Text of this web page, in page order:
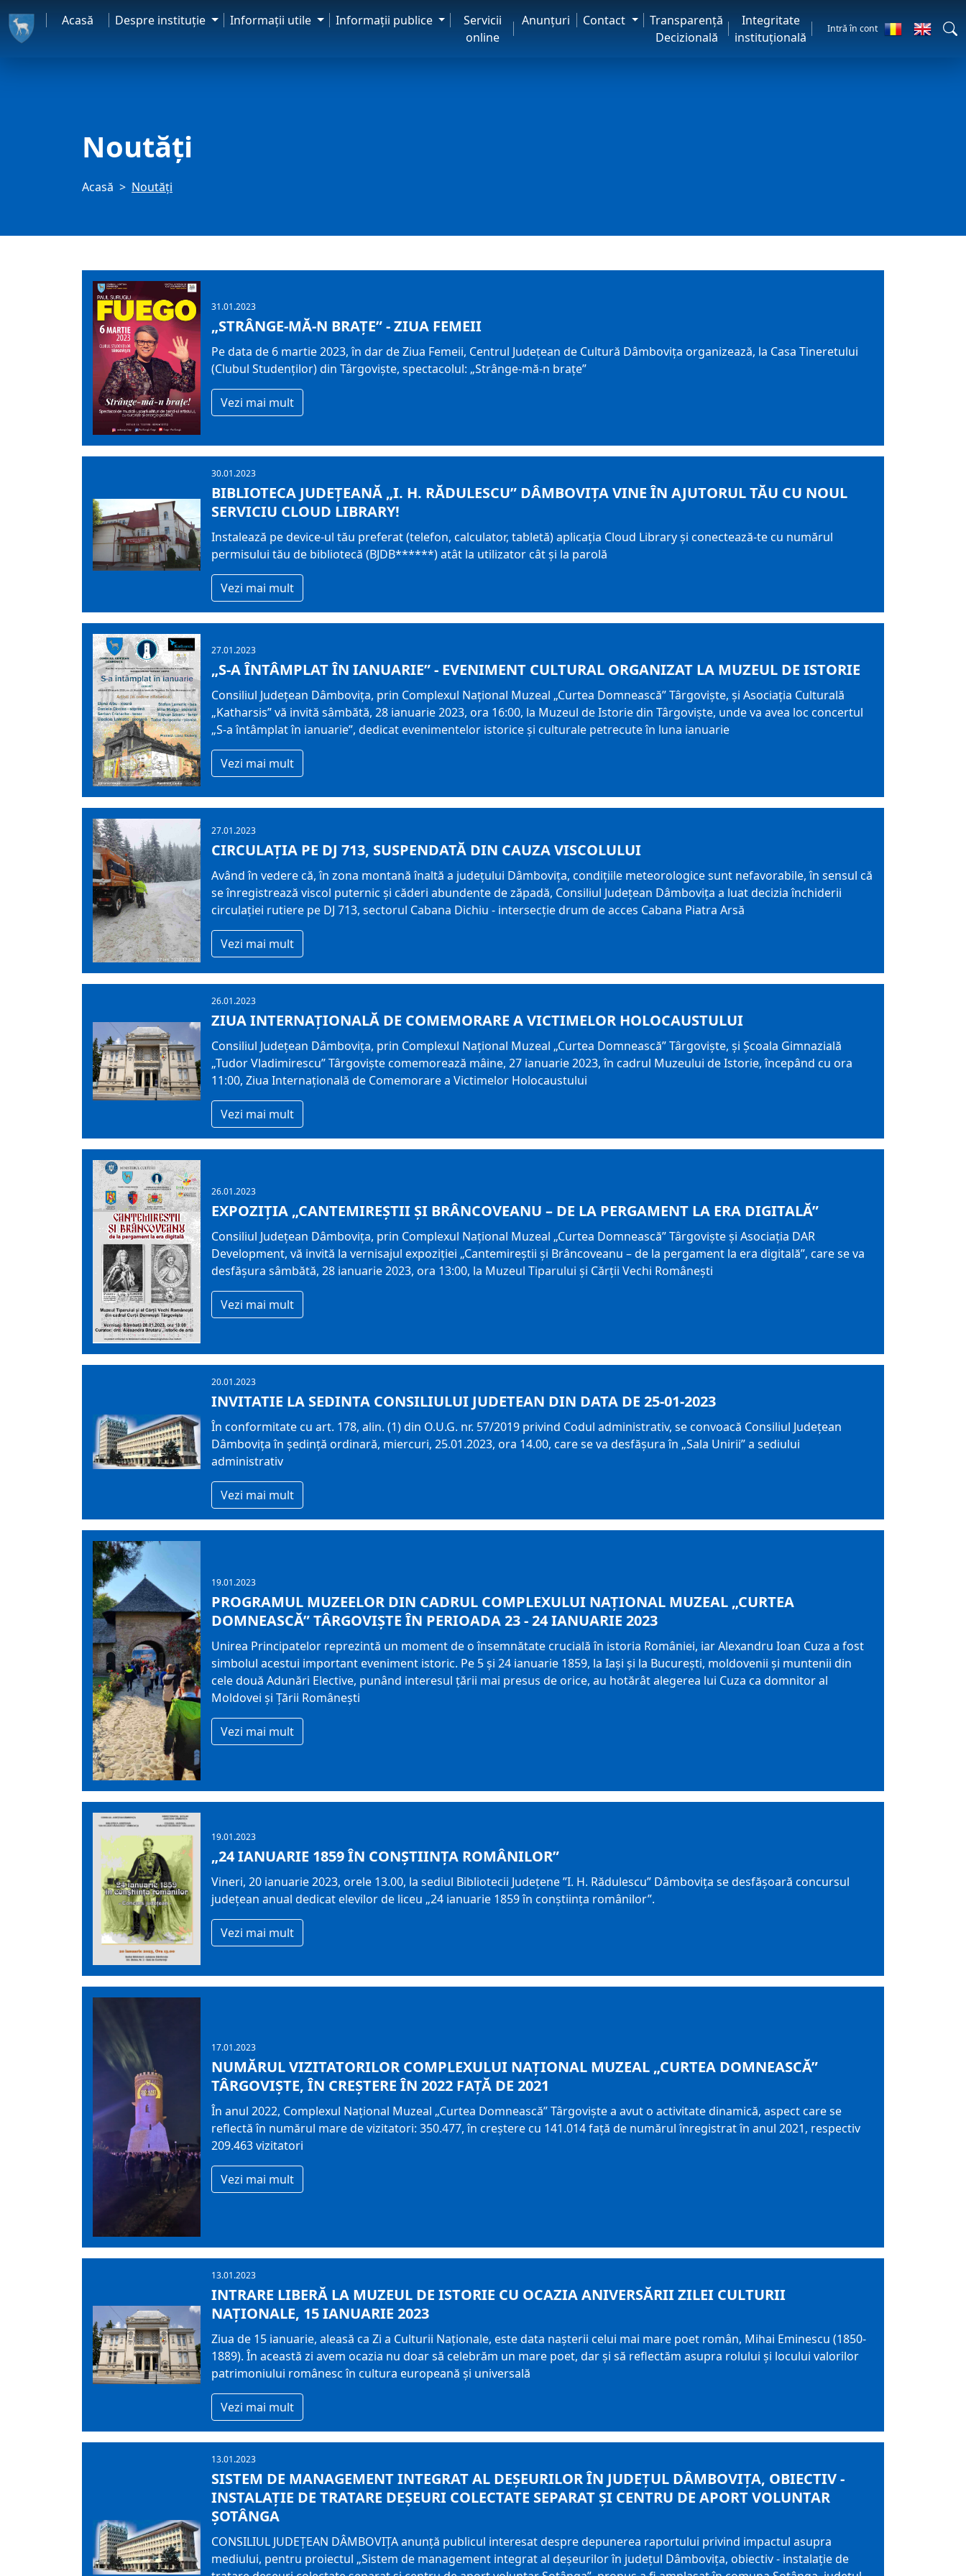
Acasă Despre instituţie Informaţii utile Informaţii publice
Servicii
online
Anunţuri Contact
Transparență
Decizională
Integritate
instituțională
Intră în cont
Noutăți
Acasă Noutăți
31.01.2023
„STRÂNGE-MĂ-N BRAȚE” - ZIUA FEMEII
Pe data de 6 martie 2023, în dar de Ziua Femeii, Centrul Județean de Cultură Dâmbovița organizează, la Casa Tineretului
(Clubul Studenților) din Târgoviște, spectacolul: „Strânge-mă-n brațe”
Vezi mai mult
30.01.2023
BIBLIOTECA JUDEȚEANĂ „I. H. RĂDULESCU” DÂMBOVIȚA VINE ÎN AJUTORUL TĂU CU NOUL
SERVICIU CLOUD LIBRARY!
Instalează pe device-ul tău preferat (telefon, calculator, tabletă) aplicația Cloud Library și conectează-te cu numărul
permisului tău de bibliotecă (BJDB******) atât la utilizator cât și la parolă
Vezi mai mult
27.01.2023
„S-A ÎNTÂMPLAT ÎN IANUARIE” - EVENIMENT CULTURAL ORGANIZAT LA MUZEUL DE ISTORIE
Consiliul Județean Dâmbovița, prin Complexul Național Muzeal „Curtea Domnească” Târgoviște, și Asociația Culturală
„Katharsis” vă invită sâmbătă, 28 ianuarie 2023, ora 16:00, la Muzeul de Istorie din Târgoviște, unde va avea loc concertul
„S-a întâmplat în ianuarie”, dedicat evenimentelor istorice și culturale petrecute în luna ianuarie
Vezi mai mult
27.01.2023
CIRCULAȚIA PE DJ 713, SUSPENDATĂ DIN CAUZA VISCOLULUI
Având în vedere că, în zona montană înaltă a județului Dâmbovița, condițiile meteorologice sunt nefavorabile, în sensul că
se înregistrează viscol puternic și căderi abundente de zăpadă, Consiliul Județean Dâmbovița a luat decizia închiderii
circulației rutiere pe DJ 713, sectorul Cabana Dichiu - intersecție drum de acces Cabana Piatra Arsă
Vezi mai mult
26.01.2023
ZIUA INTERNAȚIONALĂ DE COMEMORARE A VICTIMELOR HOLOCAUSTULUI
Consiliul Județean Dâmbovița, prin Complexul Național Muzeal „Curtea Domnească” Târgoviște, și Școala Gimnazială
„Tudor Vladimirescu” Târgoviște comemorează mâine, 27 ianuarie 2023, în cadrul Muzeului de Istorie, începând cu ora
11:00, Ziua Internațională de Comemorare a Victimelor Holocaustului
Vezi mai mult
26.01.2023
EXPOZIȚIA „CANTEMIREȘTII ȘI BRÂNCOVEANU – DE LA PERGAMENT LA ERA DIGITALĂ”
Consiliul Județean Dâmbovița, prin Complexul Național Muzeal „Curtea Domnească” Târgoviște și Asociația DAR
Development, vă invită la vernisajul expoziției „Cantemireștii și Brâncoveanu – de la pergament la era digitală”, care se va
desfășura sâmbătă, 28 ianuarie 2023, ora 13:00, la Muzeul Tiparului și Cărții Vechi Românești
Vezi mai mult
20.01.2023
INVITATIE LA SEDINTA CONSILIULUI JUDETEAN DIN DATA DE 25-01-2023
În conformitate cu art. 178, alin. (1) din O.U.G. nr. 57/2019 privind Codul administrativ, se convoacă Consiliul Judeţean
Dâmboviţa în şedinţă ordinară, miercuri, 25.01.2023, ora 14.00, care se va desfăşura în „Sala Unirii” a sediului
administrativ
Vezi mai mult
19.01.2023
PROGRAMUL MUZEELOR DIN CADRUL COMPLEXULUI NAŢIONAL MUZEAL „CURTEA
DOMNEASCĂ” TÂRGOVIŞTE ÎN PERIOADA 23 - 24 IANUARIE 2023
Unirea Principatelor reprezintă un moment de o însemnătate crucială în istoria României, iar Alexandru Ioan Cuza a fost
simbolul acestui important eveniment istoric. Pe 5 și 24 ianuarie 1859, la Iași și la București, moldovenii și muntenii din
cele două Adunări Elective, punând interesul țării mai presus de orice, au hotărât alegerea lui Cuza ca domnitor al
Moldovei și Țării Românești
Vezi mai mult
19.01.2023
„24 IANUARIE 1859 ÎN CONŞTIINŢA ROMÂNILOR”
Vineri, 20 ianuarie 2023, orele 13.00, la sediul Bibliotecii Judeţene ”I. H. Rădulescu” Dâmboviţa se desfăşoară concursul
judeţean anual dedicat elevilor de liceu „24 ianuarie 1859 în conştiinţa românilor”.
Vezi mai mult
17.01.2023
NUMĂRUL VIZITATORILOR COMPLEXULUI NAŢIONAL MUZEAL „CURTEA DOMNEASCĂ”
TÂRGOVIŞTE, ÎN CREŞTERE ÎN 2022 FAŢĂ DE 2021
În anul 2022, Complexul Naţional Muzeal „Curtea Domnească” Târgovişte a avut o activitate dinamică, aspect care se
reflectă în numărul mare de vizitatori: 350.477, în creștere cu 141.014 față de numărul înregistrat în anul 2021, respectiv
209.463 vizitatori
Vezi mai mult
13.01.2023
INTRARE LIBERĂ LA MUZEUL DE ISTORIE CU OCAZIA ANIVERSĂRII ZILEI CULTURII
NAŢIONALE, 15 IANUARIE 2023
Ziua de 15 ianuarie, aleasă ca Zi a Culturii Naţionale, este data naşterii celui mai mare poet român, Mihai Eminescu (1850-
1889). În această zi avem ocazia nu doar să celebrăm un mare poet, dar şi să reflectăm asupra rolului şi locului valorilor
patrimoniului românesc în cultura europeană și universală
Vezi mai mult
13.01.2023
SISTEM DE MANAGEMENT INTEGRAT AL DEȘEURILOR ÎN JUDEȚUL DÂMBOVIȚA, OBIECTIV -
INSTALAȚIE DE TRATARE DEȘEURI COLECTATE SEPARAT ȘI CENTRU DE APORT VOLUNTAR
ȘOTÂNGA
CONSILIUL JUDEȚEAN DÂMBOVIȚA anunță publicul interesat despre depunerea raportului privind impactul asupra
mediului, pentru proiectul „Sistem de management integrat al deșeurilor în județul Dâmbovița, obiectiv - instalație de